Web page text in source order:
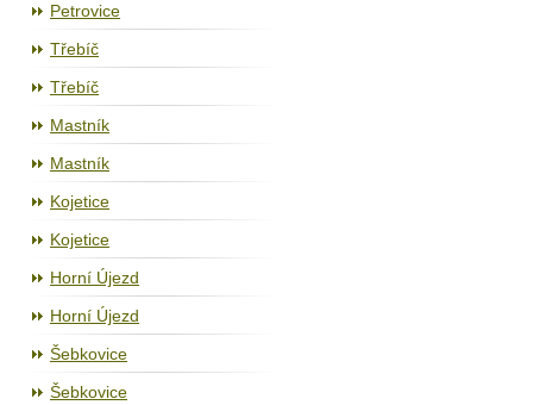
Petrovice
Třebíč
Třebíč
Mastník
Mastník
Kojetice
Kojetice
Horní Újezd
Horní Újezd
Šebkovice
Šebkovice